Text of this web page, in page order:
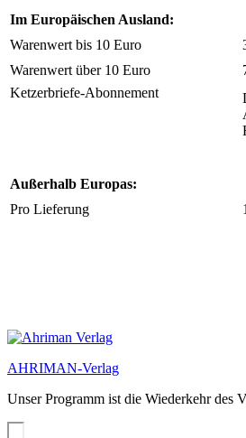
Im Europäischen Ausland:
Warenwert bis 10 Euro
Warenwert über 10 Euro
Ketzerbriefe-Abonnement
Außerhalb Europas:
Pro Lieferung
AHRIMAN-Verlag
Unser Programm ist die Wiederkehr des